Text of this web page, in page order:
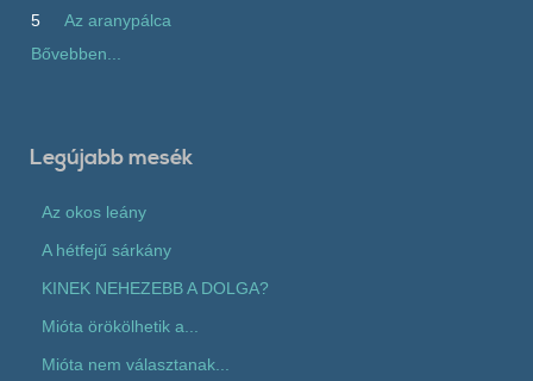
5
Az aranypálca
Bővebben...
Legújabb mesék
Az okos leány
A hétfejű sárkány
KINEK NEHEZEBB A DOLGA?
Mióta örökölhetik a...
Mióta nem választanak...